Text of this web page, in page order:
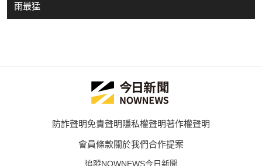
雨最猛
防詐聲明免責聲明隱私權聲明著作權聲明
會員條款關於我們合作提案
追蹤NOWNEWS今日新聞